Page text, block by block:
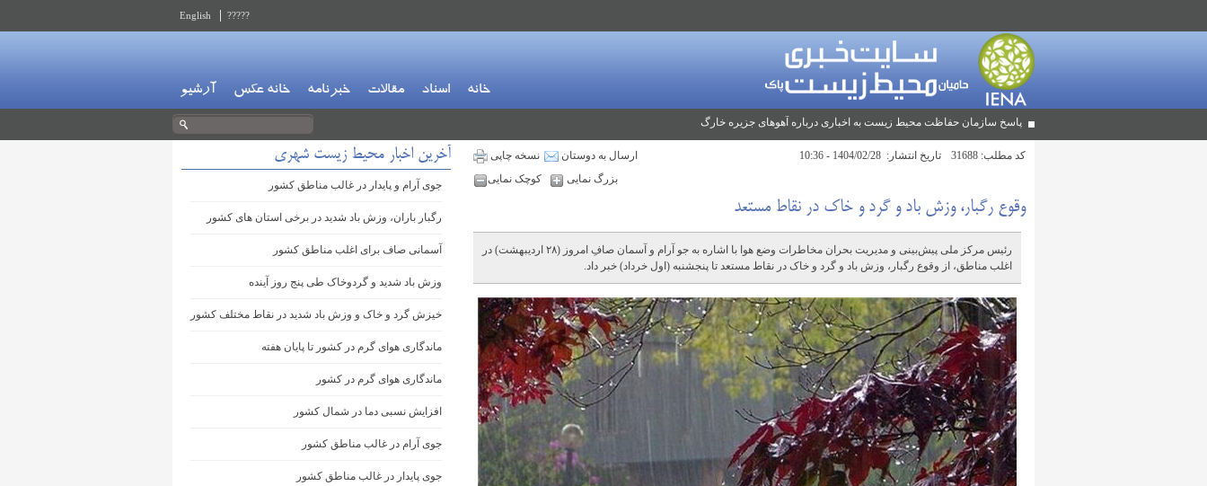
?????
English
خانه اسناد مقالات خبرنامه خانه عکس آرشیو
پاسخ سازمان حفاظت محیط زیست به اخباری درباره آهوهای جزیره خارگ
کد مطلب: تاریخ انتشار: نسخه چاپی
ارسال به دوستان
بزرگ نمایی
کوچک نمایی
وقوع رگبار، وزش باد و گرد و خاک در نقاط مستعد
رئیس مرکز ملی پیش‌بینی و مدیریت بحران مخاطرات وضع هوا با اشاره به جو آرام و آسمان صافِ امروز (۲۸ اردیبهشت) در
اغلب مناطق، از وقوع رگبار، وزش باد و گرد و خاک در نقاط مستعد تا پنجشنبه (اول خرداد) خبر داد.
آخرین اخبار محیط زیست شهری
جوی آرام و پایدار در غالب مناطق کشور
رگبار باران، وزش باد شدید در برخی استان های کشور
آسمانی صاف برای اغلب مناطق کشور
وزش باد شدید و گردوخاک طی پنج روز آینده
خیزش گرد و خاک و وزش باد شدید در نقاط مختلف کشور
ماندگاری هوای گرم در کشور تا پایان هفته
ماندگاری هوای گرم در کشور
افزایش نسبی دما در شمال کشور
جوی آرام در غالب مناطق کشور
جوی پایدار در غالب مناطق کشور